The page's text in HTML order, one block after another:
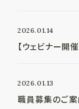
2026.01.14
【ウェビナー開
2026.01.13
職員募集のご案